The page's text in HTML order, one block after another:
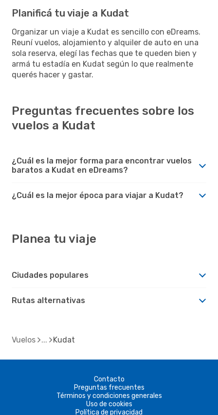
Planificá tu viaje a Kudat
Organizar un viaje a Kudat es sencillo con eDreams.
Reuní vuelos, alojamiento y alquiler de auto en una
sola reserva, elegí las fechas que te queden bien y
armá tu estadía en Kudat según lo que realmente
querés hacer y gastar.
Preguntas frecuentes sobre los
vuelos a Kudat
¿Cuál es la mejor forma para encontrar vuelos
baratos a Kudat en eDreams?
¿Cuál es la mejor época para viajar a Kudat?
Planea tu viaje
Ciudades populares
Rutas alternativas
Vuelos Kudat
Contacto
Preguntas frecuentes
Términos y condiciones generales
Uso de cookies
Política de privacidad